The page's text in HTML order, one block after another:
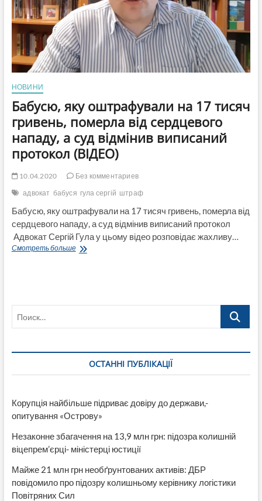
НОВИНИ
Бабусю, яку оштрафували на 17 тисяч
гривень, померла від сердцевого
нападу, а суд відмінив виписаний
протокол (ВІДЕО)
10.04.2020
Без комментариев
адвокат бабуся гула сергій штраф
Бабусю, яку оштрафували на 17 тисяч гривень, померла від
сердцевого нападу, а суд відмінив виписаний протокол
Адвокат Сергій Гула у цьому відео розповідає жахливу…
Смотреть большеБабусю,
нападу,
суд
протокол
(ВІДЕО)
Поиск…
ОСТАННІ ПУБЛІКАЦІЇ
Корупція найбільше підриває довіру до держави,-
опитування «Острову»
Незаконне збагачення на 13,9 млн грн: підозра колишній
віцепрем’єрці- міністерці юстиції
Майже 21 млн грн необґрунтованих активів: ДБР
повідомило про підозру колишньому керівнику логістики
Повітряних Сил